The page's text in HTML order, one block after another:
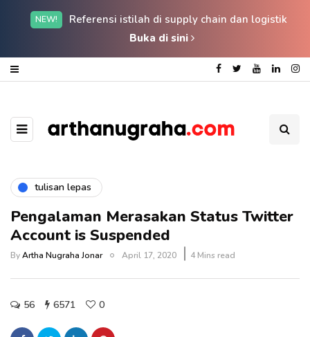
NEW!
Referensi istilah di supply chain dan logistik
Buka di sini
tulisan lepas
Pengalaman Merasakan Status Twitter
Account is Suspended
ByArtha Nugraha Jonar April 17, 2020 4 Mins read
56 6571 0